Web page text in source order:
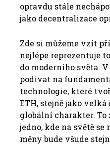
opravdu stále
jako decentralizace
Zde si můžeme vzít
nejlépe reprezentuje
do moderního světa.
podívat na
technologie, které
ETH, stejně jako
globální charakter. To
jedno, kde na světě
měny bude všude